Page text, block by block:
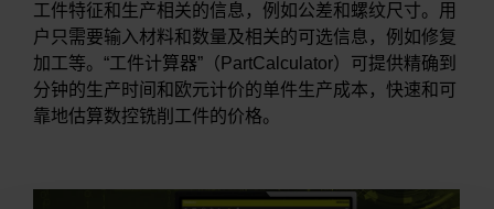
工件特征和生产相关的信息，例如公差和螺纹尺寸。用
户只需要输入材料和数量及相关的可选信息，例如修复
加工等。“工件计算器”（PartCalculator）可提供精确到
分钟的生产时间和欧元计价的单件生产成本，快速和可
靠地估算数控铣削工件的价格。